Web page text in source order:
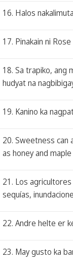
16. Halos
17. Pinakain ni
18. Sa trapiko, ang
hudyat na
19. Kanino ka
20. Sweetness can
as honey and
21. Los
sequías,
22. Andre helte er
23. May gusto ka